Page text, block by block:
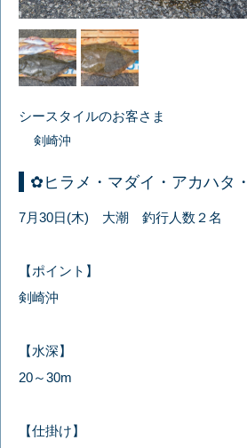
シースタイルのお客さま
剣崎沖
✿ヒラメ・マダイ・アカハタ
7月30日(木) 大潮 釣行人数２名
【ポイント】
剣崎沖
【水深】
20～30m
【仕掛け】